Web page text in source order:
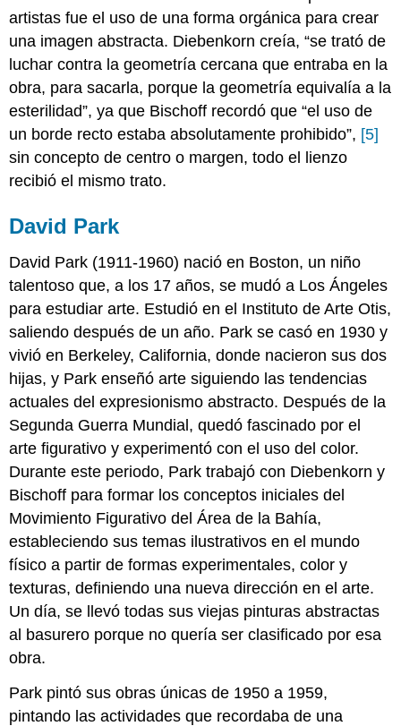
artistas fue el uso de una forma orgánica para crear
una imagen abstracta. Diebenkorn creía, “se trató de
luchar contra la geometría cercana que entraba en la
obra, para sacarla, porque la geometría equivalía a la
esterilidad”, ya que Bischoff recordó que “el uso de
un borde recto estaba absolutamente prohibido”, [5]
sin concepto de centro o margen, todo el lienzo
recibió el mismo trato.
David Park
David Park (1911-1960) nació en Boston, un niño
talentoso que, a los 17 años, se mudó a Los Ángeles
para estudiar arte. Estudió en el Instituto de Arte Otis,
saliendo después de un año. Park se casó en 1930 y
vivió en Berkeley, California, donde nacieron sus dos
hijas, y Park enseñó arte siguiendo las tendencias
actuales del expresionismo abstracto. Después de la
Segunda Guerra Mundial, quedó fascinado por el
arte figurativo y experimentó con el uso del color.
Durante este periodo, Park trabajó con Diebenkorn y
Bischoff para formar los conceptos iniciales del
Movimiento Figurativo del Área de la Bahía,
estableciendo sus temas ilustrativos en el mundo
físico a partir de formas experimentales, color y
texturas, definiendo una nueva dirección en el arte.
Un día, se llevó todas sus viejas pinturas abstractas
al basurero porque no quería ser clasificado por esa
obra.
Park pintó sus obras únicas de 1950 a 1959,
pintando las actividades que recordaba de una